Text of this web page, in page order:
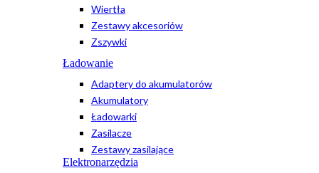
Wiertła
Zestawy akcesoriów
Zszywki
Ładowanie
Adaptery do akumulatorów
Akumulatory
Ładowarki
Zasilacze
Zestawy zasilające
Elektronarzędzia